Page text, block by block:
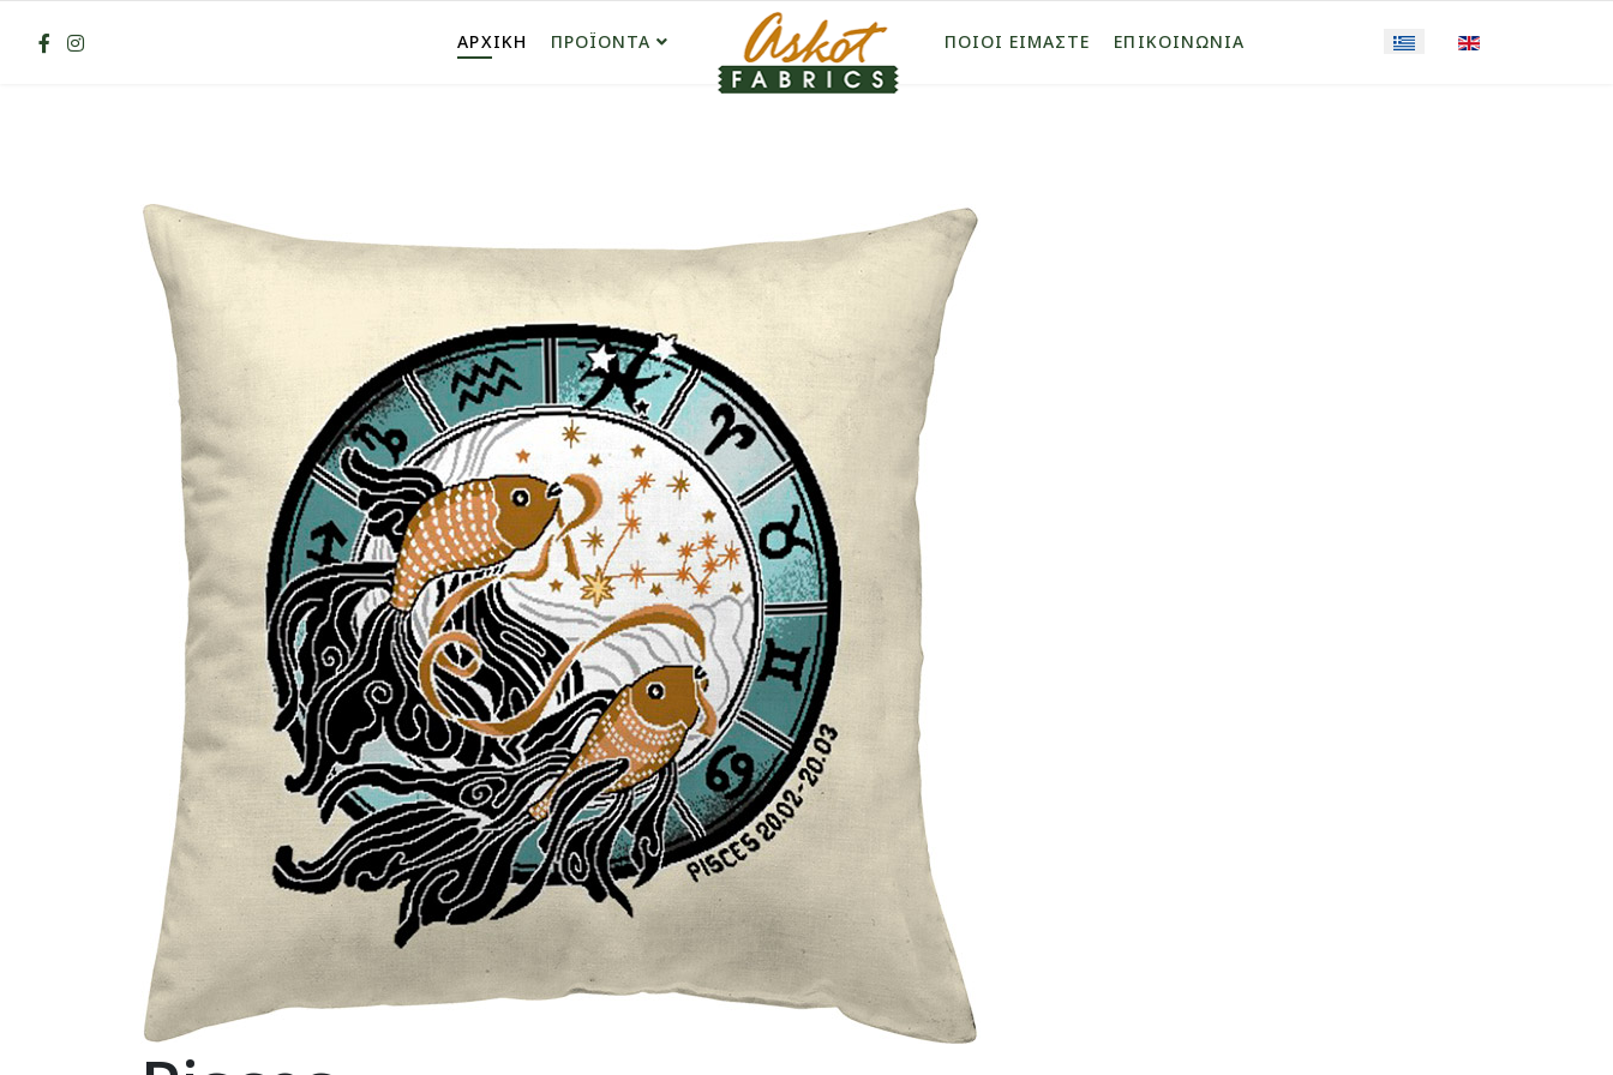
ΑΡΧΙΚΗ ΠΡΟΪΟΝΤΑ ΠΟΙΟΙ ΕΙΜΑΣΤΕ ΕΠΙΚΟΙΝΩΝΙΑ